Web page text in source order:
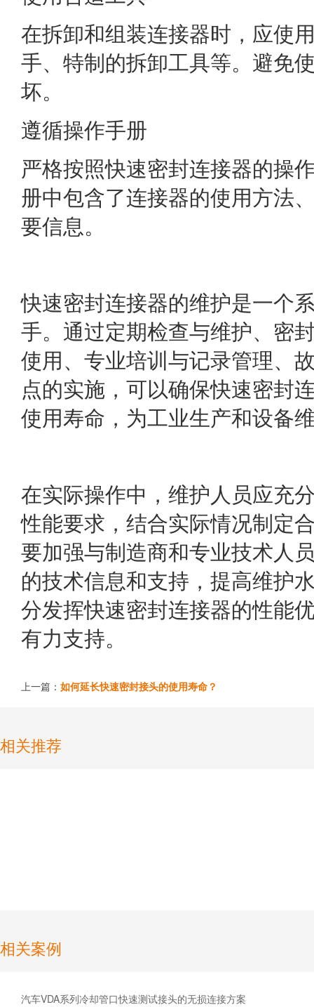
在拆卸和组装连接器时，应使
手、特制的拆卸工具等。避免
坏。
遵循操作手册
严格按照快速密封连接器的操
册中包含了连接器的使用方法
要信息。
快速密封连接器的维护是一个
手。通过定期检查与维护、密
使用、专业培训与记录管理、
点的实施，可以确保快速密封
使用寿命，为工业生产和设备
在实际操作中，维护人员应充
性能要求，结合实际情况制定
要加强与制造商和专业技术人
的技术信息和支持，提高维护
分发挥快速密封连接器的性能
有力支持。
上一篇： 如何延长快速密封接头的使用寿命？
相关推荐
相关案例
汽车VDA系列冷却管口快速测试接头的无损连接方案